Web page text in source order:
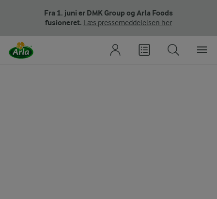
Fra 1. juni er DMK Group og Arla Foods
fusioneret. Læs pressemeddelelsen her